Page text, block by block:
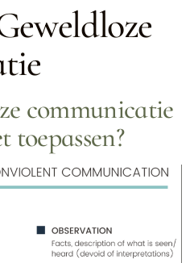
communicatie
toepassen?